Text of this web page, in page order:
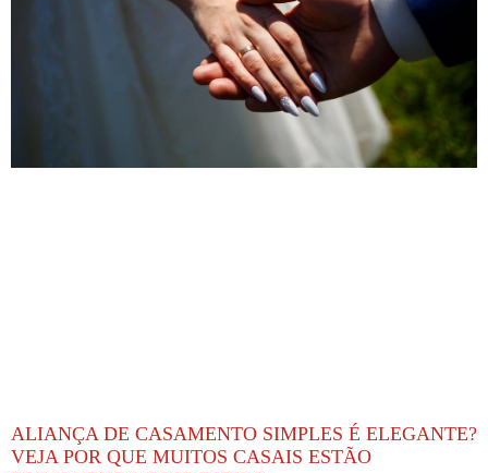
ALIANÇA DE CASAMENTO SIMPLES É ELEGANTE?
VEJA POR QUE MUITOS CASAIS ESTÃO